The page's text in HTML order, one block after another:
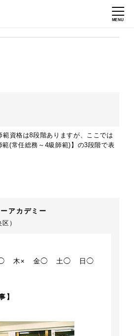
MENU
資格は8段階ありますが、ここでは
範(常任総務～4級師範)】の3段階で表
アカデミー
）
木× 金◯ 土◯
日◯
】